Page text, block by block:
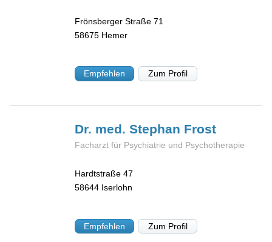
Frönsberger Straße 71
58675 Hemer
Empfehlen Zum Profil
Dr. med. Stephan Frost
Facharzt für Psychiatrie und Psychotherapie
Hardtstraße 47
58644 Iserlohn
Empfehlen Zum Profil